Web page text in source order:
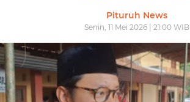
Pituruh News
Senin, 11 Mei 2026 | 21:00 WIB